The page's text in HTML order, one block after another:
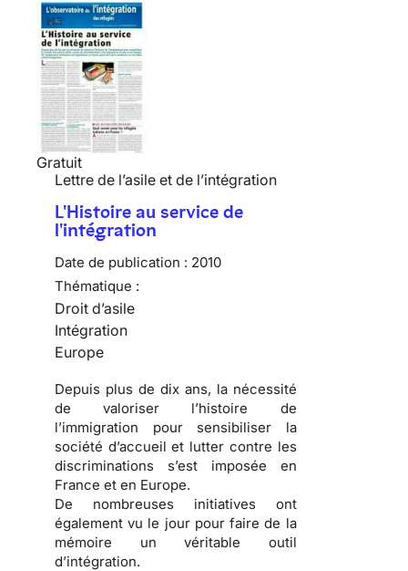
Gratuit
Lettre de l’asile et de l’intégration
L'Histoire au service de
l'intégration
Date de publication : 2010
Thématique :
Droit d’asile
Intégration
Europe
Depuis plus de dix ans, la nécessité
de valoriser l’histoire de
l’immigration pour sensibiliser la
société d’accueil et lutter contre les
discriminations s’est imposée en
France et en Europe.
De nombreuses initiatives ont
également vu le jour pour faire de la
mémoire un véritable outil
d’intégration.